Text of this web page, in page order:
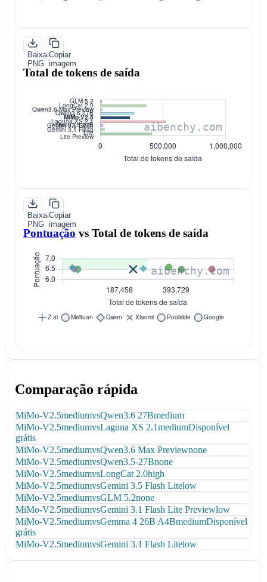
Baixar
PNG
Copiar
imagem
Total de tokens de saída
Baixar
PNG
Copiar
imagem
Pontuação vsTotal de tokens de saída
Comparação rápida
MiMo-V2.5mediumvsQwen3.6 27Bmedium
MiMo-V2.5mediumvsLaguna XS 2.1mediumDisponível
grátis
MiMo-V2.5mediumvsQwen3.6 Max Previewnone
MiMo-V2.5mediumvsQwen3.5-27Bnone
MiMo-V2.5mediumvsLongCat 2.0high
MiMo-V2.5mediumvsGemini 3.5 Flash Litelow
MiMo-V2.5mediumvsGLM 5.2none
MiMo-V2.5mediumvsGemini 3.1 Flash Lite Previewlow
MiMo-V2.5mediumvsGemma 4 26B A4BmediumDisponível
grátis
MiMo-V2.5mediumvsGemini 3.1 Flash Litelow